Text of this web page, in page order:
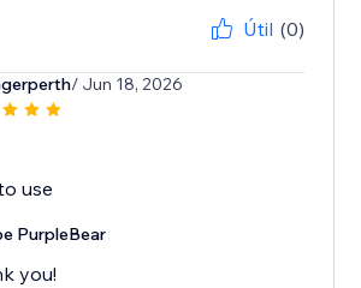
Útil (0)
/ Jun 18, 2026
use
PurpleBear
you!